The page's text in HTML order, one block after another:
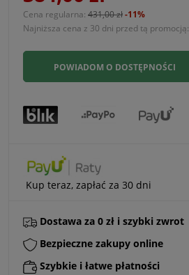
Cena regularna: 431,00 zł-11%
Najniższa cena z 30 dni przed tą promocją:
POWIADOM O DOSTĘPNOŚCI
Kup teraz, zapłać za 30 dni
Dostawa za 0 zł i szybki zwrot
Bezpieczne zakupy online
Szybkie i łatwe płatności